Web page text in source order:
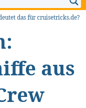
das für cruisetricks.de?
aus